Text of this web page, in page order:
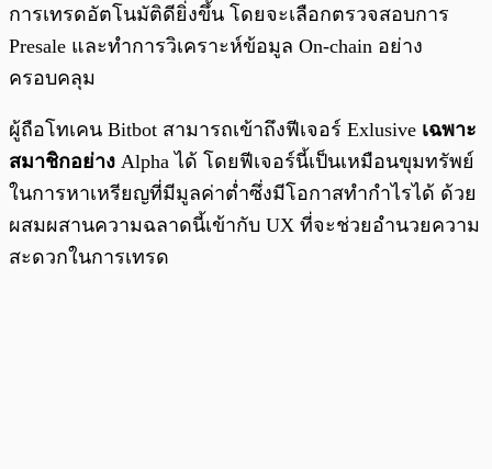
การเทรดอัตโนมัติดียิ่งขึ้น โดยจะเลือกตรวจสอบการ
Presale และทำการวิเคราะห์ข้อมูล On-chain อย่าง
ครอบคลุม
ผู้ถือโทเคน Bitbot สามารถเข้าถึงฟีเจอร์ Exlusive เฉพาะ
สมาชิกอย่าง Alpha ได้ โดยฟีเจอร์นี้เป็นเหมือนขุมทรัพย์
ในการหาเหรียญที่มีมูลค่าต่ำซึ่งมีโอกาสทำกำไรได้ ด้วย
ผสมผสานความฉลาดนี้เข้ากับ UX ที่จะช่วยอำนวยความ
สะดวกในการเทรด